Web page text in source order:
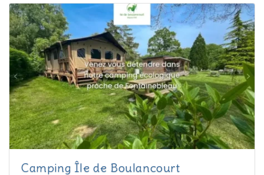
Camping Île de Boulancourt